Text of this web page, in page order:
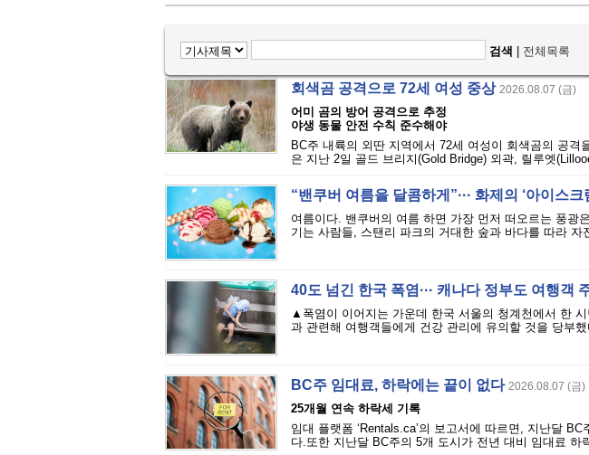
검색 전체목록
회색곰 공격으로 72세 여성 중상 2026.08.07 (금)
어미 곰의 방어 공격으로 추정
야생 동물 안전 수칙 준수해야
BC주 내륙의 외딴 지역에서 72세 여성이 회색곰의 공
은 지난 2일 골드 브리지(Gold Bridge) 외곽, 릴루엣
“밴쿠버 여름을 달콤하게”··· 화제의 ‘아이스크
여름이다. 밴쿠버의 여름 하면 가장 먼저 떠오르는 풍광
기는 사람들, 스탠리 파크의 거대한 숲과 바다를 따라 자
40도 넘긴 한국 폭염··· 캐나다 정부도 여행객
▲폭염이 이어지는 가운데 한국 서울의 청계천에서 한
과 관련해 여행객들에게 건강 관리에 유의할 것을 당부
BC주 임대료, 하락에는 끝이 없다 2026.08.07 (금)
25개월 연속 하락세 기록
임대 플랫폼 ‘Rentals.ca’의 보고서에 따르면, 지난달
다.또한 지난달 BC주의 5개 도시가 전년 대비 임대료 하